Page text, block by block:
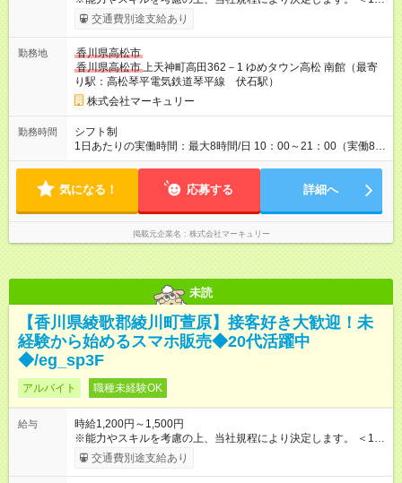
ひとりの成長・頑張りを評価＞ 毎年半期ごとに評価制度を実施
し、ビジネスマナーやコンプライアンスなどの項目ごとに目標
アップも叶えています。 1人ひとりの成長や頑張りに対してもし
っかり還元をしていく制度が確立しています！ 【試用期間】試
用期間あり 試用期間の長さ：3ヶ月 雇用形態、給与は本採用時
と同じです。
交通費別途支給あり
勤務地
香川県高松市
香川県高松市上天神町高田362－1 ゆめタウン高松 南館（最寄
り駅：高松琴平電気鉄道琴平線 伏石駅）
株式会社マーキュリー
勤務時間
シフト制
1日あたりの実働時間：最大8時間/日 10：00～21：00（実働8時
間／休憩1時間） ＜シフト例＞ 10：00～19：00 12：00～21：
の両立も叶います！
気になる！ 応募する 詳細へ
掲載元企業名 株式会社マーキュリー
未読
【香川県綾歌郡綾川町萱原】接客好き大歓迎！未
経験から始めるスマホ販売◆20代活躍中
◆/eg_sp3F
アルバイト 職種未経験OK
給与
時給1,200円～1,500円
※能力やスキルを考慮の上、当社規程により決定します。 ＜1人
ひとりの成長・頑張りを評価＞ 毎年半期ごとに評価制度を実施
し、ビジネスマナーやコンプライアンスなどの項目ごとに目標
交通費別途支給あり